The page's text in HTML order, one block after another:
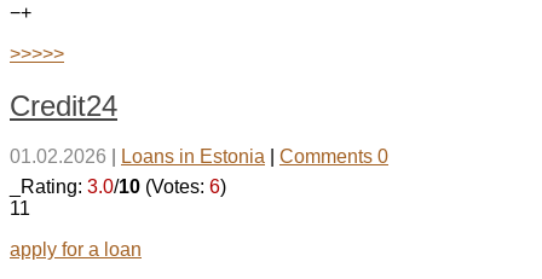
−+
>>>>>
Credit24
01.02.2026 Loans in Estonia
Comments 0
_Rating: 3.0/10 (Votes: 6)
11
apply for a loan